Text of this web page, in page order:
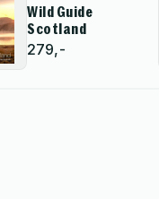
Wild Guide
Scotland
279,-